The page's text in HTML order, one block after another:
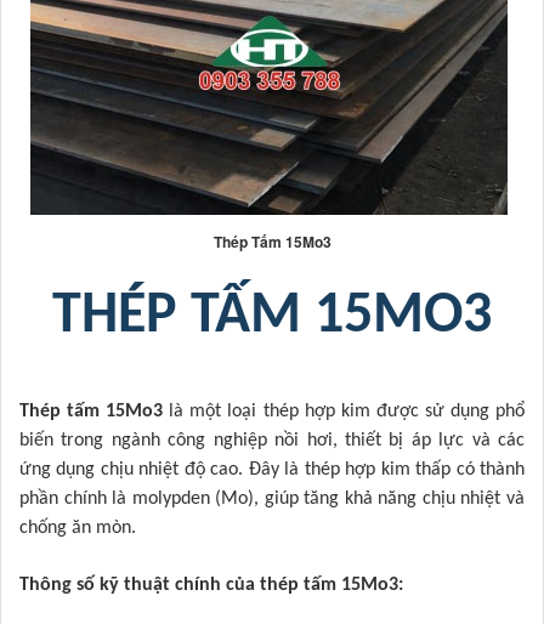
Thép Tấm 15Mo3
THÉP TẤM 15MO3
Thép tấm 15Mo3 là một loại thép hợp kim được sử dụng phổ
biến trong ngành công nghiệp nồi hơi, thiết bị áp lực và các
ứng dụng chịu nhiệt độ cao. Đây là thép hợp kim thấp có thành
phần chính là molypden (Mo), giúp tăng khả năng chịu nhiệt và
chống ăn mòn.
Thông số kỹ thuật chính của thép tấm 15Mo3: